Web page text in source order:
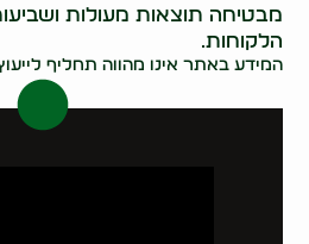
מבטיחה תוצאות מעולות
הלקוחות.
המידע באתר אינו מהווה תחליף